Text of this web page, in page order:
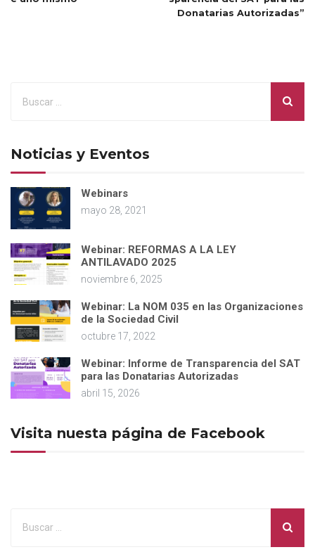
Donatarias Autorizadas”
Noticias y Eventos
Webinars
mayo 28, 2021
Webinar: REFORMAS A LA LEY
ANTILAVADO 2025
noviembre 6, 2025
Webinar: La NOM 035 en las Organizaciones
de la Sociedad Civil
octubre 17, 2022
Webinar: Informe de Transparencia del SAT
para las Donatarias Autorizadas
abril 15, 2026
Visita nuesta página de Facebook